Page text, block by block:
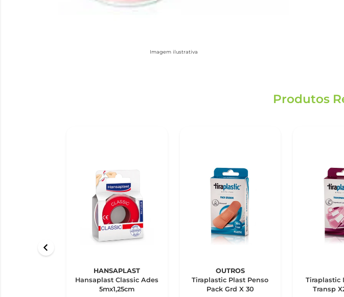
Imagem ilustrativa
Produtos
HANSAPLAST
Hansaplast Classic Ades
5mx1,25cm
OUTROS
Tiraplastic Plast Penso
Pack Grd X 30
Tiraplastic
Transp